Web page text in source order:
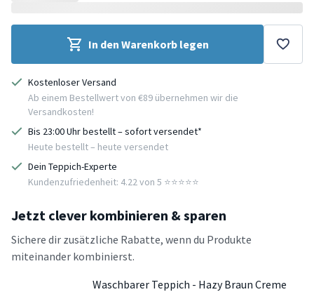
In den Warenkorb legen
Kostenloser Versand
Ab einem Bestellwert von €89 übernehmen wir die
Versandkosten!
Bis 23:00 Uhr bestellt – sofort versendet*
Heute bestellt – heute versendet
Dein Teppich-Experte
Kundenzufriedenheit: 4.22 von 5 ⭐️⭐️⭐️⭐️⭐️
Jetzt clever kombinieren & sparen
Sichere dir zusätzliche Rabatte, wenn du Produkte
miteinander kombinierst.
Waschbarer Teppich - Hazy Braun Creme